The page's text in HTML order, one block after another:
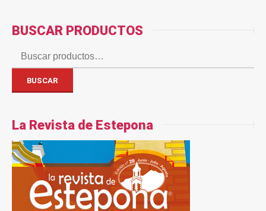
BUSCAR PRODUCTOS
Buscar
por:
BUSCAR
La Revista de Estepona